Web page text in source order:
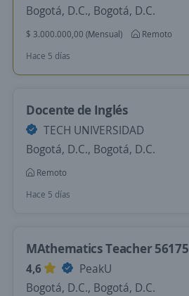
Bogotá, D.C., Bogotá, D.C.
$ 3.000.000,00 (Mensual)
Remoto
Hace 5 días
Docente de Inglés
TECH UNIVERSIDAD
Bogotá, D.C., Bogotá, D.C.
Remoto
Hace 5 días
MAthematics Teacher 56175
4,6
PeakU
Bogotá, D.C., Bogotá, D.C.